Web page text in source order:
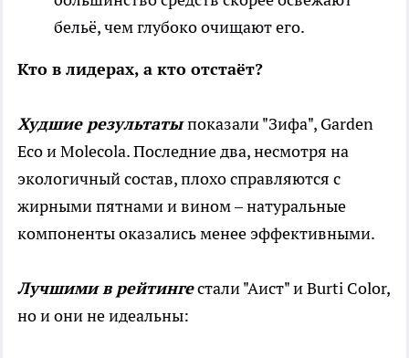
бельё, чем глубоко очищают его.
Кто в лидерах, а кто отстаёт?
Худшие результатыпоказали "Зифа", Garden
Eco и Molecola. Последние два, несмотря на
экологичный состав, плохо справляются с
жирными пятнами и вином – натуральные
компоненты оказались менее эффективными.
Лучшими в рейтингестали "Аист" и Burti Color,
но и они не идеальны: